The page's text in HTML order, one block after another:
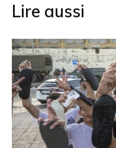
Lire aussi